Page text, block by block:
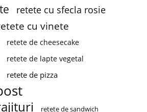
retete cu sfecla rosie
cu vinete
retete de cheesecake
retete de lapte vegetal
retete de pizza
retete de sandwich